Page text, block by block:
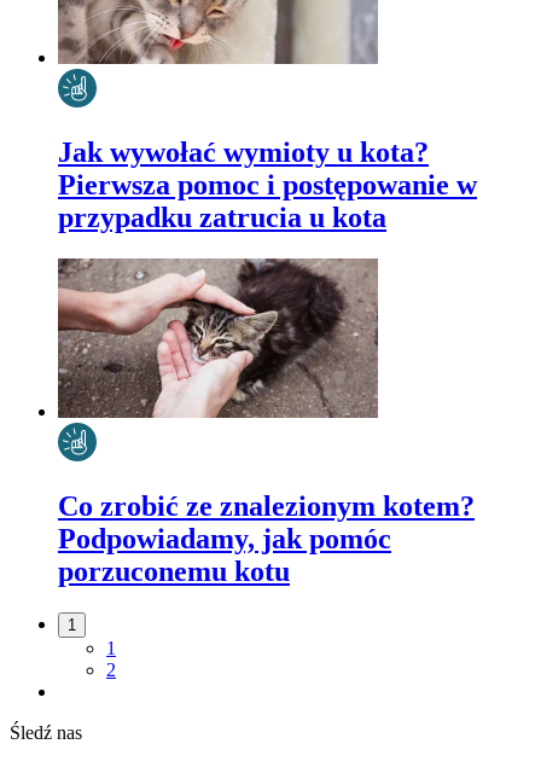
Jak wywołać wymioty u kota?
Pierwsza pomoc i postępowanie w
przypadku zatrucia u kota
Co zrobić ze znalezionym kotem?
Podpowiadamy, jak pomóc
porzuconemu kotu
1
1
2
Śledź nas